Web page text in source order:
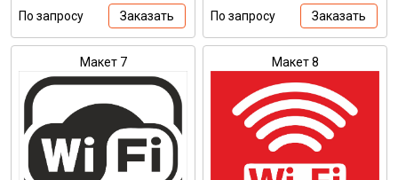
По запросу Заказать По запросу Заказать
Макет 7 Макет 8